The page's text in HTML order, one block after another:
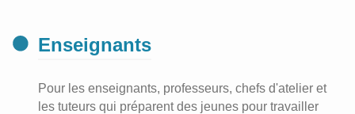
Enseignants
Pour les enseignants, professeurs, chefs d'atelier et
les tuteurs qui préparent des jeunes pour travailler